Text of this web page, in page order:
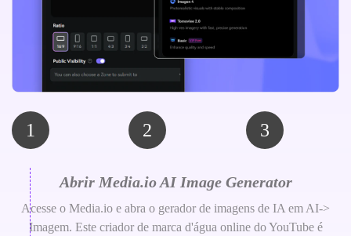
1 2 3
Abrir Media.io AI Image Generator
Acesse o Media.io e abra o gerador de imagens de IA em AI->
Imagem. Este criador de marca d'água online do YouTube é